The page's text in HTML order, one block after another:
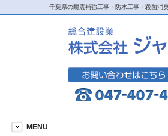
千葉県の耐震補強工事・防水工事・殺菌消
MENU